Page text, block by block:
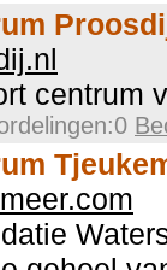
centrum